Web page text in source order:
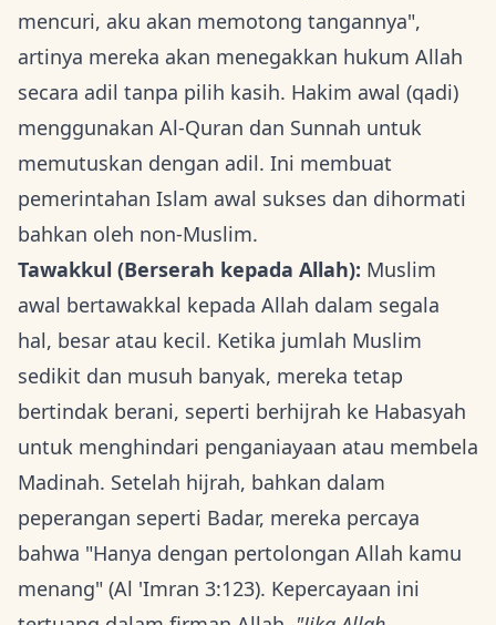
mencuri, aku akan memotong tangannya",
artinya mereka akan menegakkan hukum Allah
secara adil tanpa pilih kasih. Hakim awal (qadi)
menggunakan Al-Quran dan Sunnah untuk
memutuskan dengan adil. Ini membuat
pemerintahan Islam awal sukses dan dihormati
bahkan oleh non-Muslim.
Tawakkul (Berserah kepada Allah): Muslim
awal bertawakkal kepada Allah dalam segala
hal, besar atau kecil. Ketika jumlah Muslim
sedikit dan musuh banyak, mereka tetap
bertindak berani, seperti berhijrah ke Habasyah
untuk menghindari penganiayaan atau membela
Madinah. Setelah hijrah, bahkan dalam
peperangan seperti Badar, mereka percaya
bahwa "Hanya dengan pertolongan Allah kamu
menang" (Al 'Imran 3:123). Kepercayaan ini